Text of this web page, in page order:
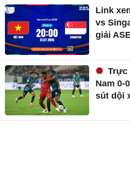
Link
vs
giải
Trực
Nam 0-
sút dội